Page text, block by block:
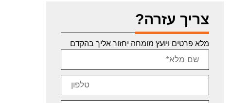
צריך עזרה?
מלא פרטים ויועץ מומחה יחזור אליך בהקדם